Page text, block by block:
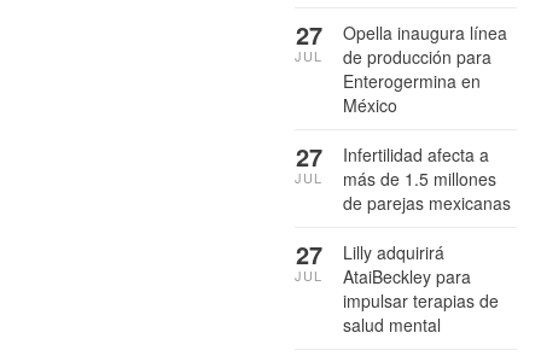
Opella inaugura línea
de producción para
Enterogermina en
México
27
JUL
Infertilidad afecta a
más de 1.5 millones
de parejas mexicanas
27
JUL
Lilly adquirirá
AtaiBeckley para
impulsar terapias de
salud mental
27
JUL